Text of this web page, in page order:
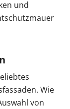
und
Wie
von